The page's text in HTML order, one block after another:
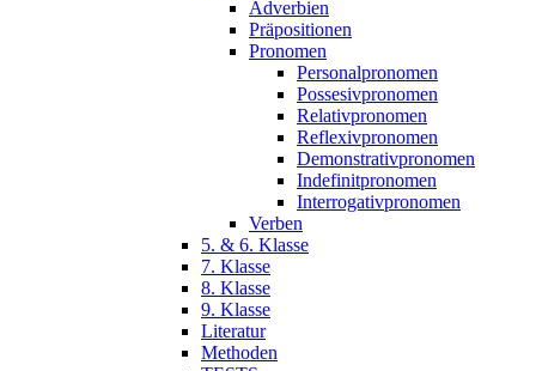
Adverbien
Präpositionen
Pronomen
Personalpronomen
Possesivpronomen
Relativpronomen
Reflexivpronomen
Demonstrativpronomen
Indefinitpronomen
Interrogativpronomen
Verben
5. & 6. Klasse
7. Klasse
8. Klasse
9. Klasse
Literatur
Methoden